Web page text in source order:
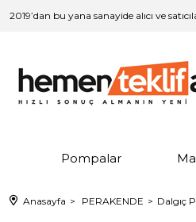
2019’dan bu yana sanayide alıcı ve
Pompalar
Anasayfa PERAKENDE Dalgıç